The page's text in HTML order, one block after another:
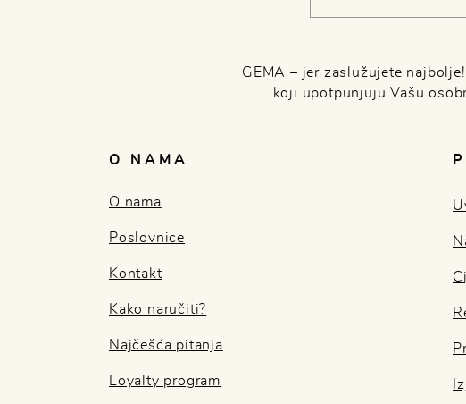
GEMA – jer zaslužujete
koji upotpunjuju Vašu
O NAMA
O nama
Poslovnice
Kontakt
Kako naručiti?
Najčešća pitanja
Loyalty program